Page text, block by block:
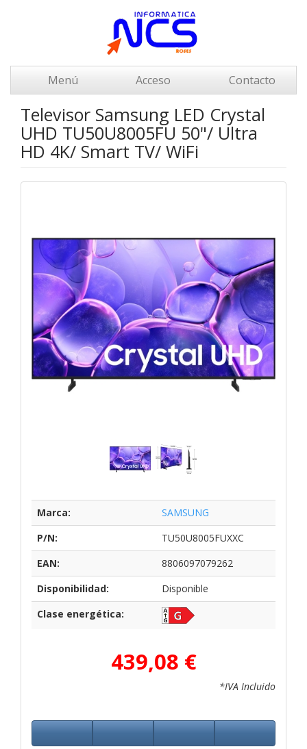
Menú Acceso Contacto
Televisor Samsung LED Crystal
UHD TU50U8005FU 50"/ Ultra
HD 4K/ Smart TV/ WiFi
Marca:
SAMSUNG
P/N:
TU50U8005FUXXC
EAN:
8806097079262
Disponibilidad:
Disponible
Clase energética:
439,08 €
*IVA Incluido